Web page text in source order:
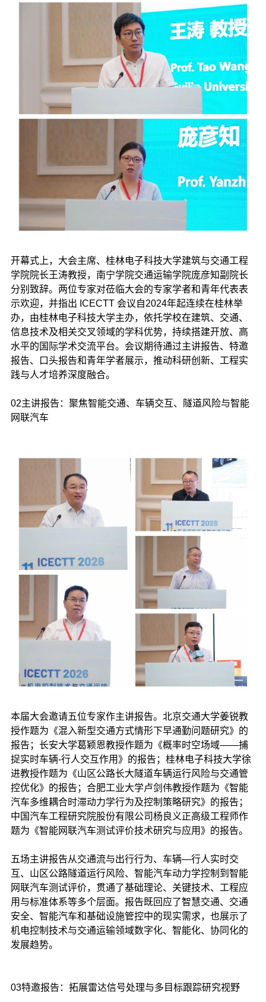
开幕式上，大会主席、桂林电子科技大学建筑与交通工程
学院院长王涛教授，南宁学院交通运输学院庞彦知副院长
分别致辞。两位专家对莅临大会的专家学者和青年代表表
示欢迎，并指出 ICECTT 会议自2024年起连续在桂林举
办，由桂林电子科技大学主办，依托学校在建筑、交通、
信息技术及相关交叉领域的学科优势，持续搭建开放、高
水平的国际学术交流平台。会议期待通过主讲报告、特邀
报告、口头报告和青年学者展示，推动科研创新、工程实
践与人才培养深度融合。
02主讲报告：聚焦智能交通、车辆交互、隧道风险与智能
网联汽车
本届大会邀请五位专家作主讲报告。北京交通大学姜锐教
授作题为《混入新型交通方式情形下早通勤问题研究》的
报告；长安大学葛颖恩教授作题为《概率时空场域——捕
捉实时车辆-行人交互作用》的报告；桂林电子科技大学徐
进教授作题为《山区公路长大隧道车辆运行风险与交通管
控优化》的报告；合肥工业大学卢剑伟教授作题为《智能
汽车多维耦合时滞动力学行为及控制策略研究》的报告；
中国汽车工程研究院股份有限公司杨良义正高级工程师作
题为《智能网联汽车测试评价技术研究与应用》的报告。
五场主讲报告从交通流与出行行为、车辆—行人实时交
互、山区公路隧道运行风险、智能汽车动力学控制到智能
网联汽车测试评价，贯通了基础理论、关键技术、工程应
用与标准体系等多个层面。报告既回应了智慧交通、交通
安全、智能汽车和基础设施管控中的现实需求，也展示了
机电控制技术与交通运输领域数字化、智能化、协同化的
发展趋势。
03特邀报告：拓展雷达信号处理与多目标跟踪研究视野